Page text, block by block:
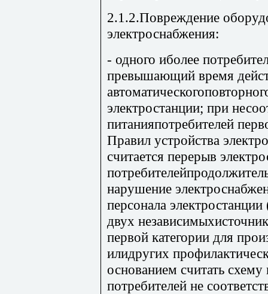
2.1.2.Повреждение
электроснабжения:
- одного иболее
превышающий время
электростанции; при
питанияпотребителей
Правил устройства
считается перерыв
нарушение
персонала
двух
первой категории для
илидругих
основанием считать
потребителей не